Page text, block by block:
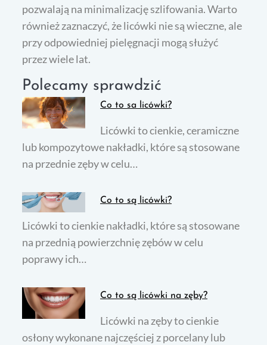
pozwalają na minimalizację szlifowania. Warto
również zaznaczyć, że licówki nie są wieczne, ale
przy odpowiedniej pielęgnacji mogą służyć
przez wiele lat.
Polecamy sprawdzić
Co to sa licówki?
Licówki to cienkie, ceramiczne
lub kompozytowe nakładki, które są stosowane
na przednie zęby w celu…
Co to są licówki?
Licówki to cienkie nakładki, które są stosowane
na przednią powierzchnię zębów w celu
poprawy ich…
Co to są licówki na zęby?
Licówki na zęby to cienkie
osłony wykonane najczęściej z porcelany lub